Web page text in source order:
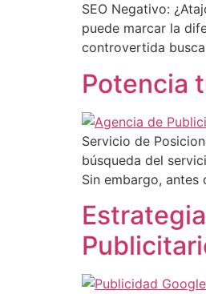
SEO Negativo:
puede marcar la
controvertida
Potencia
Servicio de
búsqueda del
Sin embargo,